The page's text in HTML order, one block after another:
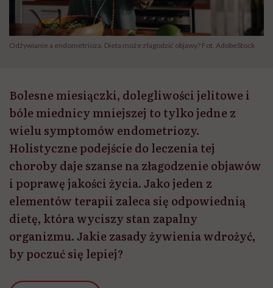
Odżywianie a endometrioza. Dieta może złagodzić objawy? Fot. AdobeStock
Bolesne miesiączki, dolegliwości jelitowe i
bóle miednicy mniejszej to tylko jedne z
wielu symptomów endometriozy.
Holistyczne podejście do leczenia tej
choroby daje szanse na złagodzenie objawów
i poprawę jakości życia. Jako jeden z
elementów terapii zaleca się odpowiednią
dietę, która wyciszy stan zapalny
organizmu. Jakie zasady żywienia wdrożyć,
by poczuć się lepiej?